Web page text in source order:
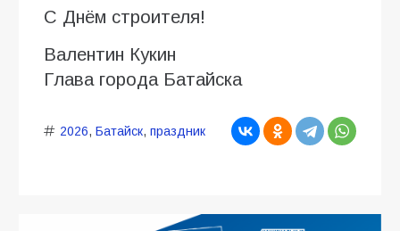
С Днём строителя!
Валентин Кукин
Глава города Батайска
2026, Батайск, праздник